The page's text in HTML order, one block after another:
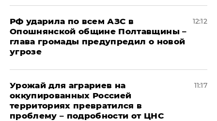
РФ ударила по всем АЗС в
Опошнянской общине Полтавщины –
глава громады предупредил о новой
угрозе
12:12
Урожай для аграриев на
оккупированных Россией
территориях превратился в
проблему – подробности от ЦНС
11:17